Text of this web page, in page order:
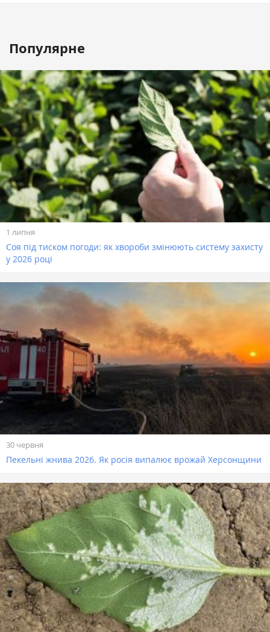
Популярне
1 липня
Соя під тиском погоди: як хвороби змінюють систему захисту
у 2026 році
30 червня
Пекельні жнива 2026. Як росія випалює врожай Херсонщини